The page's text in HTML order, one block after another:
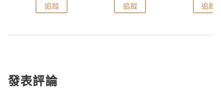
追蹤 追蹤 追蹤
發表評論